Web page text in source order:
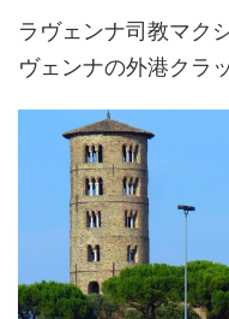
ラヴェンナ司教マク
ヴェンナの外港クラ